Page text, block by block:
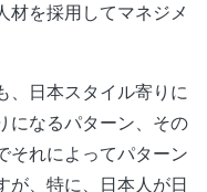
材を採用してマネジメ
、日本スタイル寄りに
になるパターン、その
それによってパターン
が、特に、日本人が日